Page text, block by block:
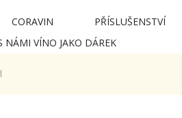
CORAVIN PŘÍSLUŠENSTVÍ
NÁMI VÍNO JAKO DÁREK